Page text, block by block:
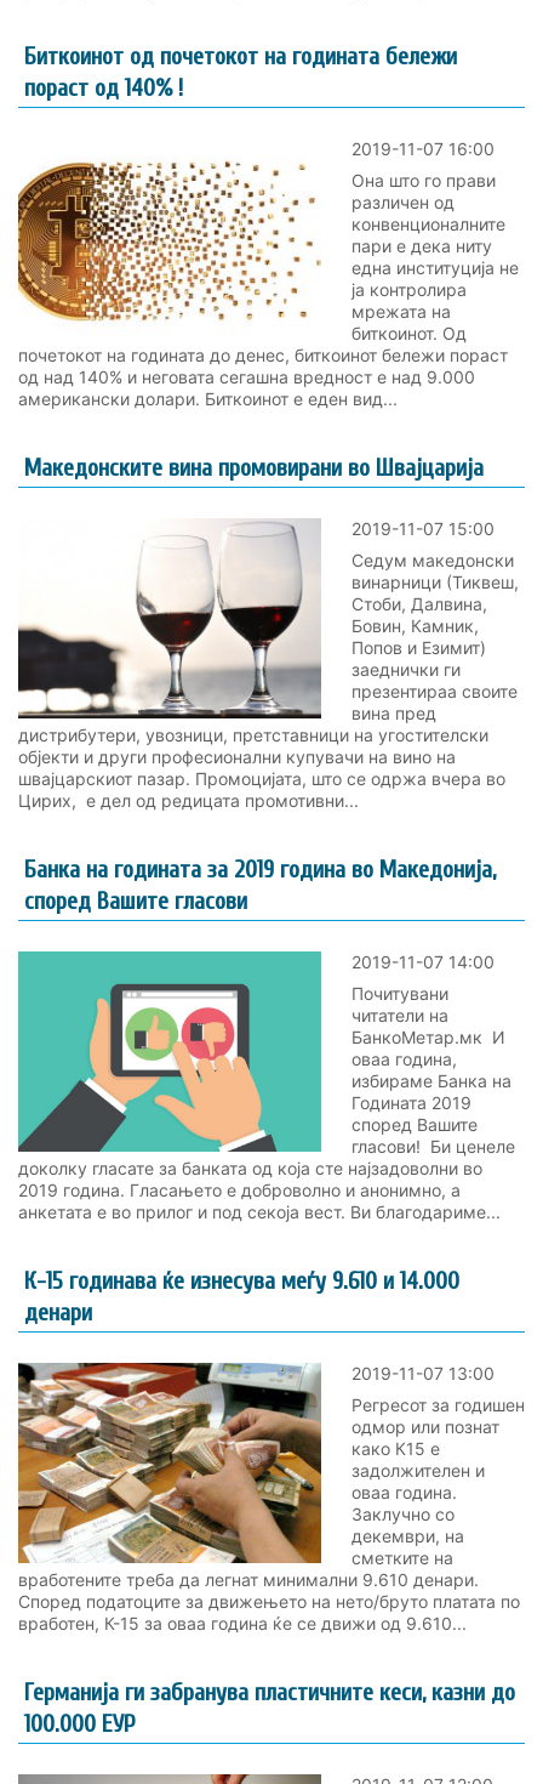
Биткоинот oд почетокот на годината бележи
пораст од 140% !
2019-11-07 16:00
Она што го прави
различен од
конвенционалните
пари е дека ниту
една институција не
ја контролира
мрежата на
биткоинот. Од
почетокот на годината до денес, биткоинот бележи пораст
од над 140% и неговата сегашна вредност е над 9.000
американски долари. Биткоинот е еден вид...
Македонските вина промовирани во Швајцарија
2019-11-07 15:00
Седум македонски
винарници (Тиквеш,
Стоби, Далвина,
Бовин, Камник,
Попов и Езимит)
заеднички ги
презентираа своите
вина пред
дистрибутери, увозници, претставници на угостителски
објекти и други професионални купувачи на вино на
швајцарскиот пазар. Промоцијата, што се одржа вчера во
Цирих, е дел од редицата промотивни...
Банка на годината за 2019 година во Македонија,
според Вашите гласови
2019-11-07 14:00
Почитувани
читатели на
БанкоМетар.мк И
оваа година,
избираме Банка на
Годината 2019
според Вашите
гласови! Би ценеле
доколку гласате за банката од која сте најзадоволни во
2019 година. Гласањето е доброволно и анонимно, а
анкетата е во прилог и под секоја вест. Ви благодариме...
К-15 годинава ќе изнесува меѓу 9.610 и 14.000
денари
2019-11-07 13:00
Регресот за годишен
одмор или познат
како К15 е
задолжителен и
оваа година.
Заклучно со
декември, на
сметките на
вработените треба да легнат минимални 9.610 денари.
Според податоците за движењето на нето/бруто платата по
вработен, К-15 за оваа година ќе се движи од 9.610...
Германија ги забранува пластичните кеси, казни до
100.000 ЕУР